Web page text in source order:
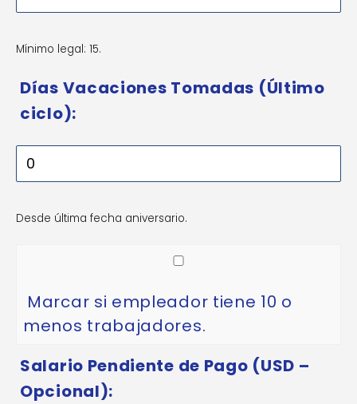
Mínimo legal: 15.
Días Vacaciones Tomadas (Último
ciclo):
Desde última fecha aniversario.
Marcar si empleador tiene 10 o
menos trabajadores.
Salario Pendiente de Pago (USD –
Opcional):